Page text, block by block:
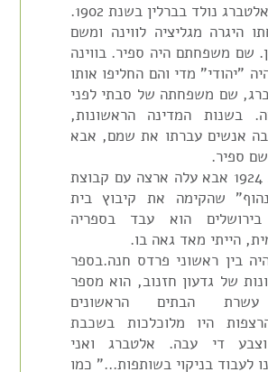
יוחנן אלטברג נולד בברלין בשנת 1902.
היגרה מגליציה לווינה ומשם
שם משפחתם היה ספיר. בווינה
"יהודי" מדי והם החליפו אותו
שם משפחתה של סבתי לפני
בשנות המדינה הראשונות,
אנשים עברתו את שמם, אבא
ספיר.
בשנת 1924 אבא עלה ארצה עם קבוצת
שהקימה את קיבוץ בית
הוא עבד בספריה
הייתי מאד גאה בו.
בין ראשוני פרדס חנה.בספר
של גדעון חזנוב, הוא מספר
הבתים הראשונים
היו מלוכלכות בשכבת
די עבה. אלטברג ואני
לעבוד בניקוי בשותפות..." כמו